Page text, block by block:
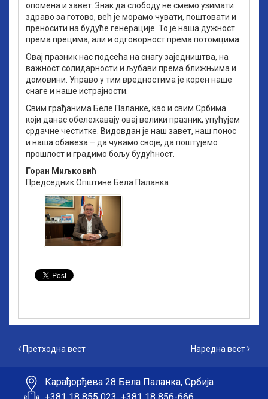
опомена и завет. Знак да слободу не смемо узимати
здраво за готово, већ је морамо чувати, поштовати и
преносити на будуће генерације. То је наша дужност
према прецима, али и одговорност према потомцима.
Овај празник нас подсећа на снагу заједништва, на
важност солидарности и љубави према ближњима и
домовини. Управо у тим вредностима је корен наше
снаге и наше истрајности.
Свим грађанима Беле Паланке, као и свим Србима
који данас обележавају овај велики празник, упућујем
срдачне честитке. Видовдан је наш завет, наш понос
и наша обавеза – да чувамо своје, да поштујемо
прошлост и градимо бољу будућност.
Горан Миљковић
Председник Oпштине Бела Паланка
Претходна вест Наредна вест
Карађорђева 28 Бела Паланка, Србија